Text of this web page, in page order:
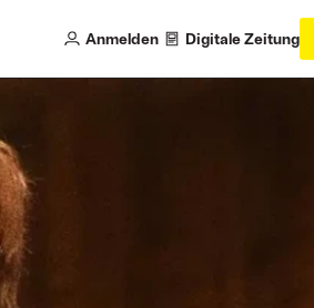
Anmelden Digitale Zeitung